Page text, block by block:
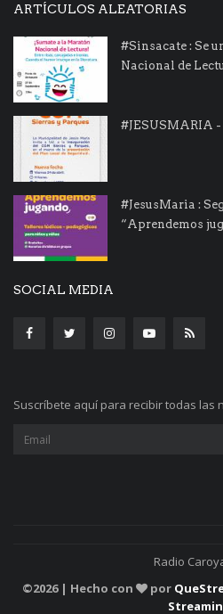
ARTÍCULOS ALEATORIAS
#Sinsacate : Se
Nacional de
#JESUSMARIA -
#JesusMaria :
“Aprendemos
SOCIAL MEDIA
Suscríbete aquí para recibir todas las
Radio
©2026 | Hecho con por